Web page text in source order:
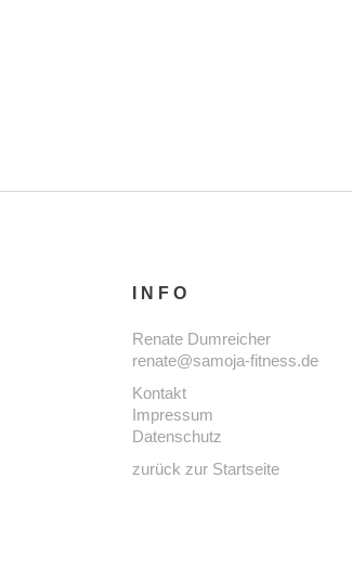
INFO
Renate Dumreicher
renate@samoja-fitness.de
Kontakt
Impressum
Datenschutz
zurück zur Startseite